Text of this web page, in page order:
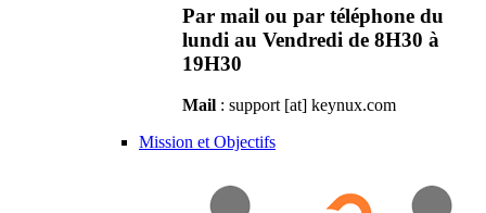
Par mail ou par téléphone du
lundi au Vendredi de 8H30 à
19H30
Mail : support [at] keynux.com
Mission et Objectifs